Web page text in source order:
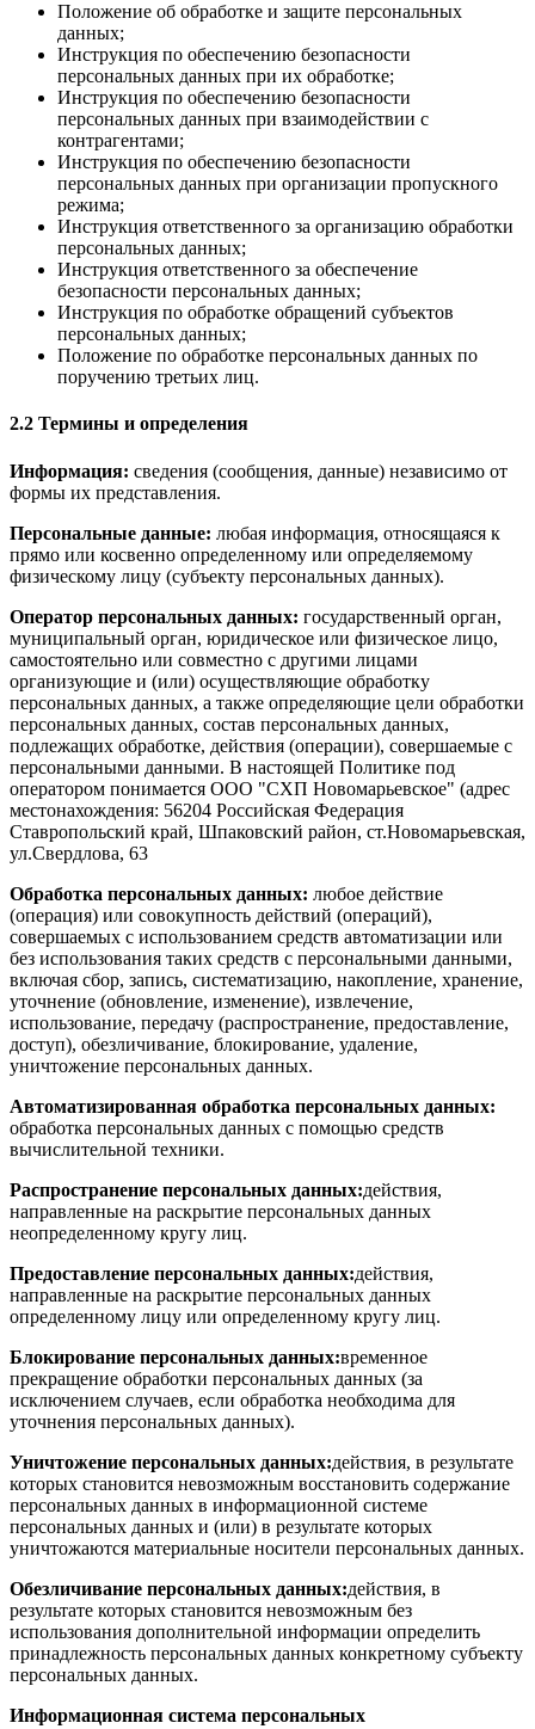
Положение об обработке и защите персональных
данных;
Инструкция по обеспечению безопасности
персональных данных при их обработке;
Инструкция по обеспечению безопасности
персональных данных при взаимодействии с
контрагентами;
Инструкция по обеспечению безопасности
персональных данных при организации пропускного
режима;
Инструкция ответственного за организацию обработки
персональных данных;
Инструкция ответственного за обеспечение
безопасности персональных данных;
Инструкция по обработке обращений субъектов
персональных данных;
Положение по обработке персональных данных по
поручению третьих лиц.
2.2 Термины и определения
Информация: сведения (сообщения, данные) независимо от
формы их представления.
Персональные данные: любая информация, относящаяся к
прямо или косвенно определенному или определяемому
физическому лицу (субъекту персональных данных).
Оператор персональных данных: государственный орган,
муниципальный орган, юридическое или физическое лицо,
самостоятельно или совместно с другими лицами
организующие и (или) осуществляющие обработку
персональных данных, а также определяющие цели обработки
персональных данных, состав персональных данных,
подлежащих обработке, действия (операции), совершаемые с
персональными данными. В настоящей Политике под
оператором понимается ООО "СХП Новомарьевское" (адрес
местонахождения: 56204 Российская Федерация
Ставропольский край, Шпаковский район, ст.Новомарьевская,
ул.Свердлова, 63
Обработка персональных данных: любое действие
(операция) или совокупность действий (операций),
совершаемых с использованием средств автоматизации или
без использования таких средств с персональными данными,
включая сбор, запись, систематизацию, накопление, хранение,
уточнение (обновление, изменение), извлечение,
использование, передачу (распространение, предоставление,
доступ), обезличивание, блокирование, удаление,
уничтожение персональных данных.
Автоматизированная обработка персональных данных:
обработка персональных данных с помощью средств
вычислительной техники.
Распространение персональных данных:действия,
направленные на раскрытие персональных данных
неопределенному кругу лиц.
Предоставление персональных данных:действия,
направленные на раскрытие персональных данных
определенному лицу или определенному кругу лиц.
Блокирование персональных данных:временное
прекращение обработки персональных данных (за
исключением случаев, если обработка необходима для
уточнения персональных данных).
Уничтожение персональных данных:действия, в результате
которых становится невозможным восстановить содержание
персональных данных в информационной системе
персональных данных и (или) в результате которых
уничтожаются материальные носители персональных данных.
Обезличивание персональных данных:действия, в
результате которых становится невозможным без
использования дополнительной информации определить
принадлежность персональных данных конкретному субъекту
персональных данных.
Информационная система персональных